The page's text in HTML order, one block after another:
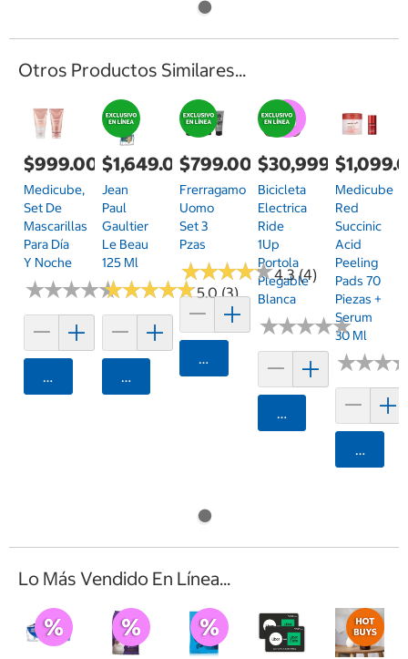
Otros Productos Similares...
$999.00
Medicube,
Set De
Mascarillas
Para Día
Y Noche
★★★★★
★★★★★
Agregar
$1,649.00
Jean
Paul
Gaultier
Le Beau
125 Ml
★★★★★
★★★★★5.0 (3)
Agregar
$799.00
Frerragamo
Uomo
Set 3
Pzas
★★★★★
★★★★★4.3 (4)
Agregar
$30,999.00
Bicicleta
Electrica
Ride
1Up
Portola
Plegable
Blanca
★★★★★
★★★★★
Agregar
Medicube
Red
Succinic
Acid
Peeling
Pads 70
Piezas +
Serum
30 Ml
★★★
★★★
Lo Más Vendido En Línea...